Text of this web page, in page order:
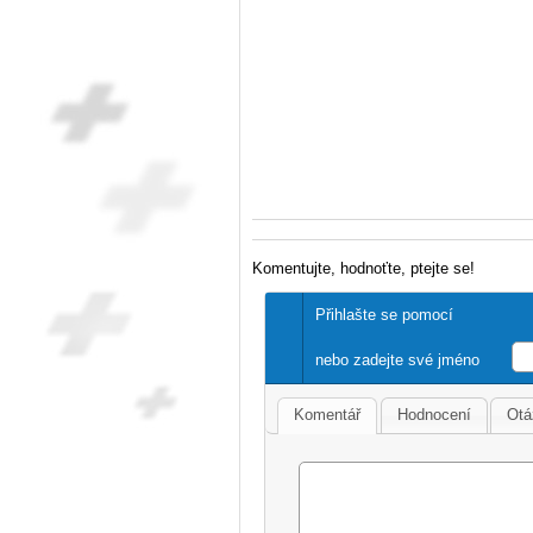
Komentujte, hodnoťte, ptejte se!
Přihlašte se pomocí
nebo zadejte své jméno
Komentář Hodnocení